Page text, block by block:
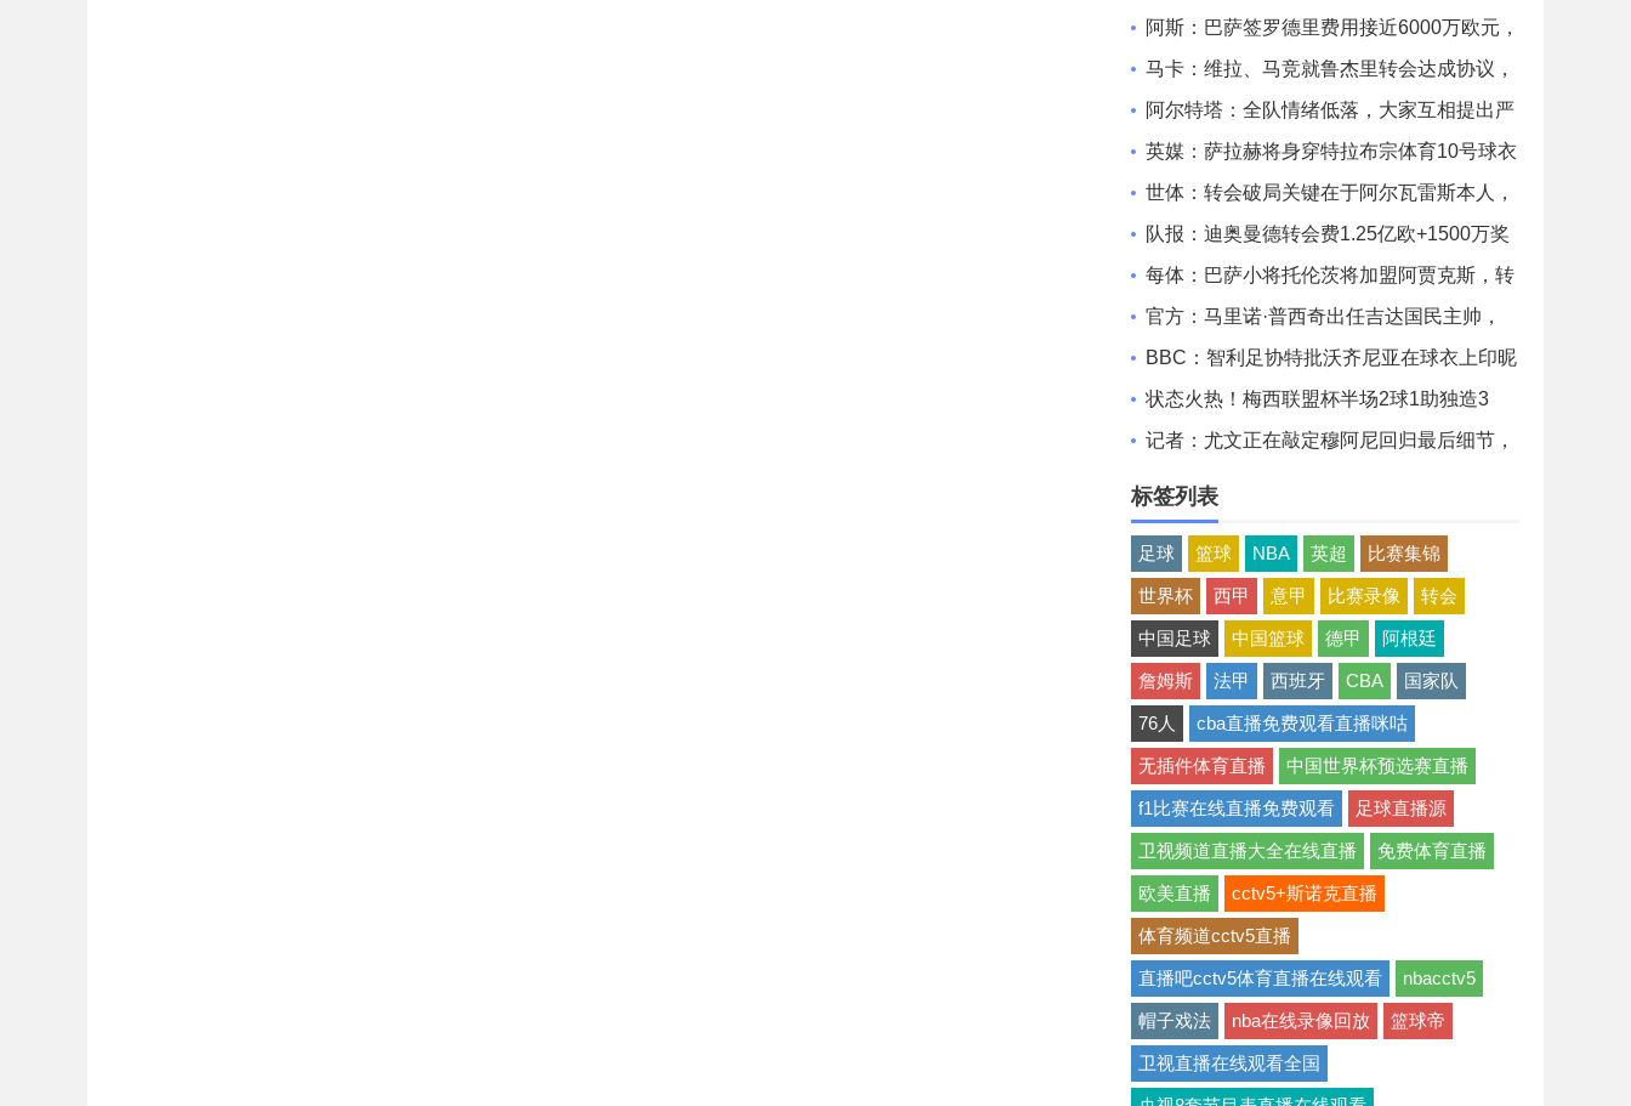
留队 但俱乐部尚未敲定
阿斯：巴萨签罗德里费用接近6000万欧元，
年薪税前3000万欧签4年
马卡：维拉、马竞就鲁杰里转会达成协议，
仍待球员本人同意
阿尔特塔：全队情绪低落，大家互相提出严
厉批评，但这反而是好事
英媒：萨拉赫将身穿特拉布宗体育10号球衣
征战新赛季
世体：转会破局关键在于阿尔瓦雷斯本人，
真想走他可以告知西蒙尼
队报：迪奥曼德转会费1.25亿欧+1500万奖
金，将成为皇马最贵引援
每体：巴萨小将托伦茨将加盟阿贾克斯，转
会费最高可达600万欧
官方：马里诺·普西奇出任吉达国民主帅，
签约至2028年
BBC：智利足协特批沃齐尼亚在球衣上印昵
称，而不是本名
状态火热！梅西联盟杯半场2球1助独造3
球，媒体评分9.9分！
记者：尤文正在敲定穆阿尼回归最后细节，
球员可能今日接受体检
标签列表
足球 篮球 NBA 英超 比赛集锦
世界杯 西甲 意甲 比赛录像 转会
中国足球 中国篮球 德甲 阿根廷
詹姆斯 法甲 西班牙 CBA 国家队
76人 cba直播免费观看直播咪咕
无插件体育直播 中国世界杯预选赛直播
f1比赛在线直播免费观看 足球直播源
卫视频道直播大全在线直播 免费体育直播
欧美直播 cctv5+斯诺克直播
体育频道cctv5直播
直播吧cctv5体育直播在线观看 nbacctv5
帽子戏法 nba在线录像回放 篮球帝
卫视直播在线观看全国